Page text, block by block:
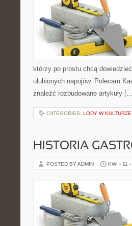
którzy po prostu chcą
ulubionych napojów. Polecam
znaleźć rozbudowane artykuły
CATEGORIES: LODY W
HISTORIA
POSTED BY ADMIN KWI - 11